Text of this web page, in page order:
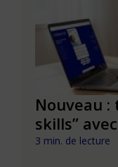
Nouveau :
skills”
3 min. de lecture